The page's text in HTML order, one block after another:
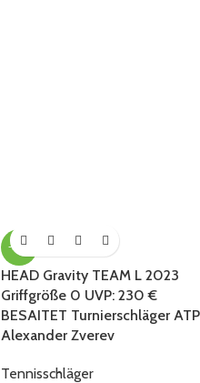
-35%
HEAD Gravity TEAM L 2023
Griffgröße 0 UVP: 230 €
BESAITET Turnierschläger ATP
Alexander Zverev
Tennisschläger